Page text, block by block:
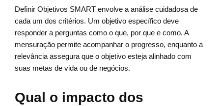
Definir Objetivos SMART envolve a análise cuidadosa de
cada um dos critérios. Um objetivo específico deve
responder a perguntas como o que, por que e como. A
mensuração permite acompanhar o progresso, enquanto a
relevância assegura que o objetivo esteja alinhado com
suas metas de vida ou de negócios.
Qual o impacto dos